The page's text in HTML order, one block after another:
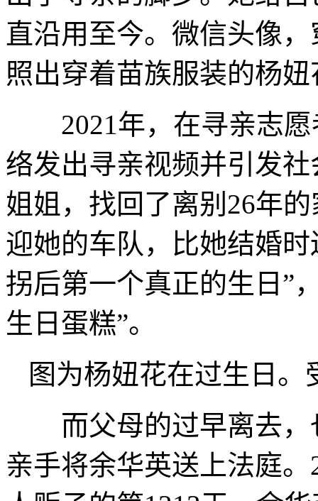
直沿用至今。微信头像
照出穿着苗族服装的杨妞
2021年，在寻亲志愿
络发出寻亲视频并引发
姐姐，找回了离别26年
迎她的车队，比她结婚
拐后第一个真正的生日”
生日蛋糕”。
图为杨妞花在过生日。
而父母的过早离去，
亲手将余华英送上法庭。